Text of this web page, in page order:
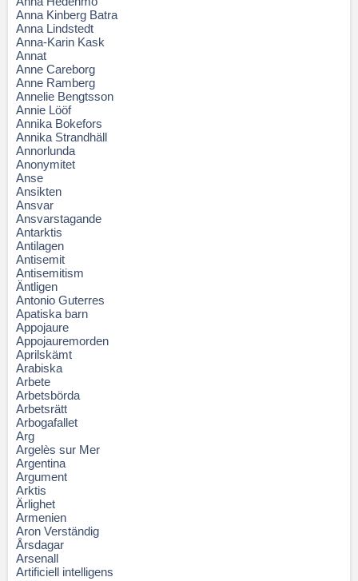
Anna Kinberg Batra
Anna Lindstedt
Anna-Karin Kask
Annat
Anne Careborg
Anne Ramberg
Annelie Bengtsson
Annie Lööf
Annika Bokefors
Annika Strandhäll
Annorlunda
Anonymitet
Anse
Ansikten
Ansvar
Ansvarstagande
Antarktis
Antilagen
Antisemit
Antisemitism
Äntligen
Antonio Guterres
Apatiska barn
Appojaure
Appojauremorden
Aprilskämt
Arabiska
Arbete
Arbetsbörda
Arbetsrätt
Arbogafallet
Arg
Argelès sur Mer
Argentina
Argument
Arktis
Ärlighet
Armenien
Aron Verständig
Årsdagar
Arsenall
Artificiell intelligens